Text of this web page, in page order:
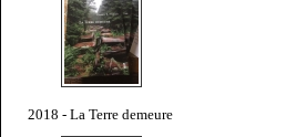
2018 - La Terre demeure